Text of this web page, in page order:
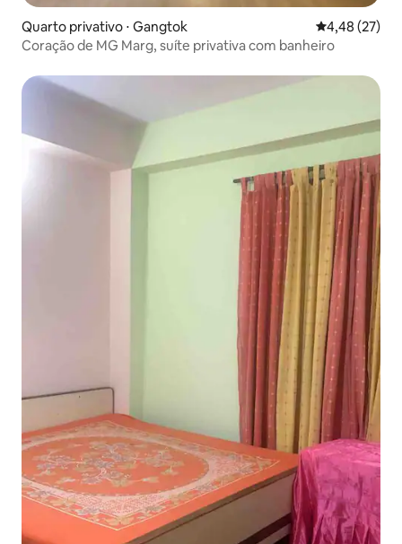
Quarto privativo ⋅ Gangtok 4,48 de uma
4,48 (27)
Coração de MG Marg, suíte privativa com banheiro